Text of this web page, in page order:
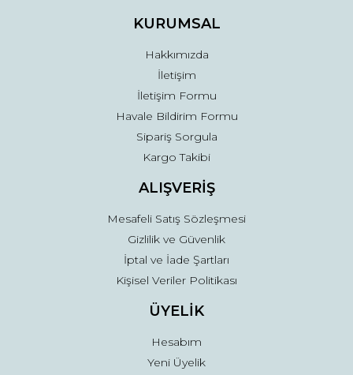
Ürün fiyatı diğer sitelerden daha pahalı.
Gönder
KURUMSAL
Hakkımızda
İletişim
İletişim Formu
Havale Bildirim Formu
Sipariş Sorgula
Kargo Takibi
ALIŞVERİŞ
Mesafeli Satış Sözleşmesi
Gizlilik ve Güvenlik
İptal ve İade Şartları
Kişisel Veriler Politikası
ÜYELİK
Hesabım
Yeni Üyelik